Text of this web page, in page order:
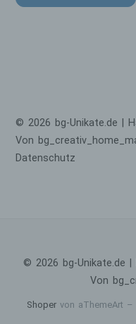
© 2026 bg-Unikate.de |
Von
Datenschutz
© 2026 bg-Unikate.de
Von
Shopervon aThemeArt –
beziehen. Als
Identität
identifiziert
werden.
Verarbeitung